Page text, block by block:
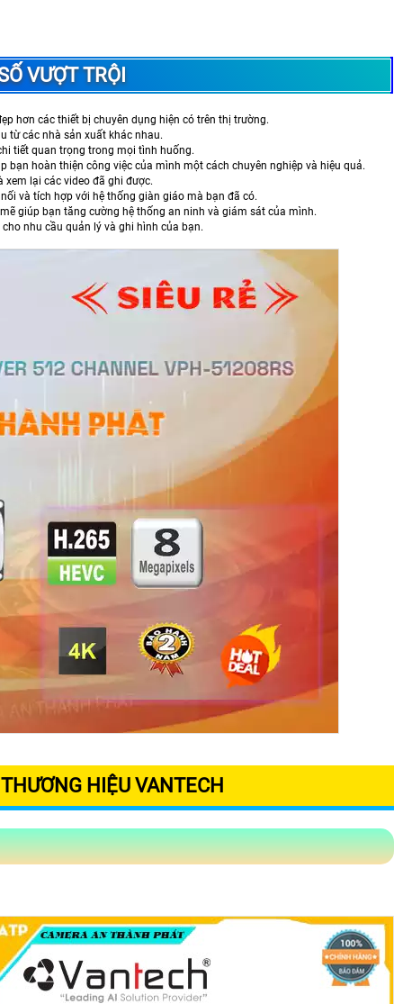
VƯỢT TRỘI
hơn các thiết bị chuyên dụng hiện có trên thị trường.
từ các nhà sản xuất khác nhau.
tiết quan trọng trong mọi tình huống.
bạn hoàn thiện công việc của mình một cách chuyên nghiệp và hiệu quả.
lại các video đã ghi được.
và tích hợp với hệ thống giàn giáo mà bạn đã có.
giúp bạn tăng cường hệ thống an ninh và giám sát của mình.
nhu cầu quản lý và ghi hình của bạn.
HIỆU VANTECH